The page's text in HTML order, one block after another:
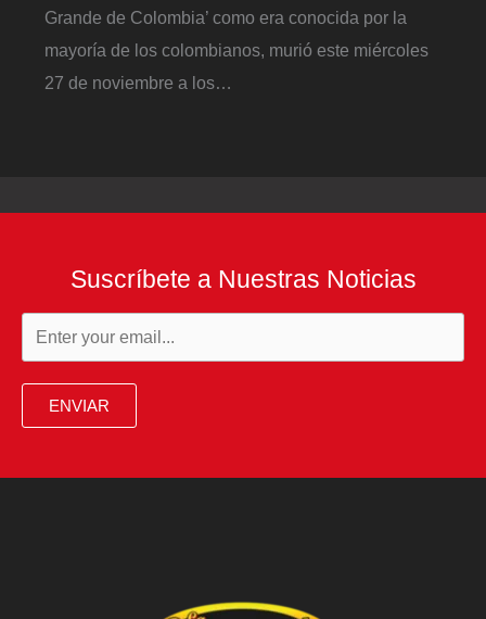
Grande de Colombia’ como era conocida por la
mayoría de los colombianos, murió este miércoles
27 de noviembre a los…
Suscríbete a Nuestras Noticias
ENVIAR